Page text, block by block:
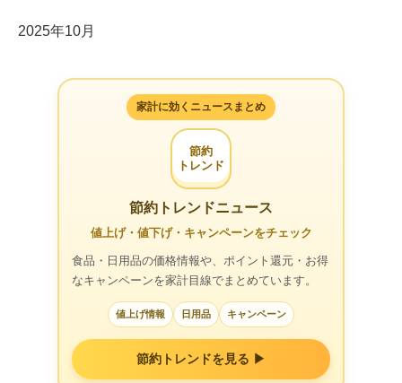
2025年10月
家計に効くニュースまとめ
節約
トレンド
節約トレンドニュース
値上げ・値下げ・キャンペーンをチェック
食品・日用品の価格情報や、ポイント還元・お得
なキャンペーンを家計目線でまとめています。
値上げ情報 日用品 キャンペーン
節約トレンドを見る ▶